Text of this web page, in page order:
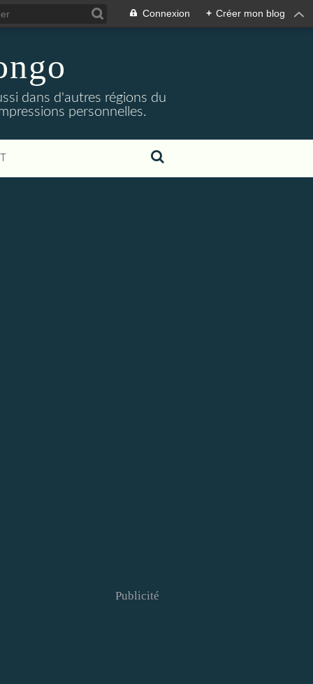
Connexion + Créer mon blog
dans d'autres régions du
personnelles.
Publicité